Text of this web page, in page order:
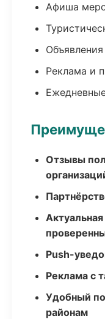
Афиша
Реклама и
Отзывы
Push-
Реклама с
Удобный
районам